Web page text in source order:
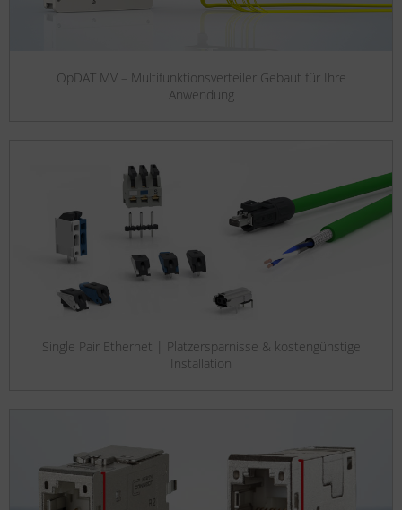
OpDAT MV – Multifunktionsverteiler Gebaut für Ihre
Anwendung
Single Pair Ethernet | Platzersparnisse & kostengünstige
Installation